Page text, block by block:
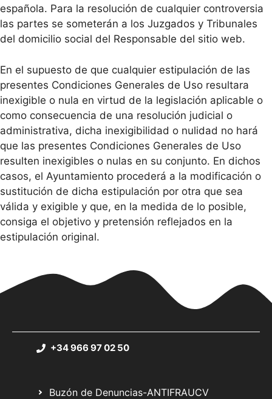
española. Para la resolución de cualquier controversia
las partes se someterán a los Juzgados y Tribunales
del domicilio social del Responsable del sitio web.
En el supuesto de que cualquier estipulación de las
presentes Condiciones Generales de Uso resultara
inexigible o nula en virtud de la legislación aplicable o
como consecuencia de una resolución judicial o
administrativa, dicha inexigibilidad o nulidad no hará
que las presentes Condiciones Generales de Uso
resulten inexigibles o nulas en su conjunto. En dichos
casos, el Ayuntamiento procederá a la modificación o
sustitución de dicha estipulación por otra que sea
válida y exigible y que, en la medida de lo posible,
consiga el objetivo y pretensión reflejados en la
estipulación original.
+34 966 97 02 50
Buzón de Denuncias-ANTIFRAUCV